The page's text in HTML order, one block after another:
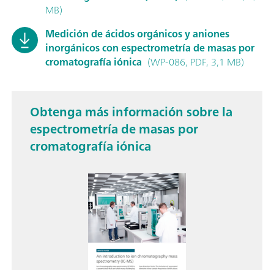
MB)
Medición de ácidos orgánicos y aniones
inorgánicos con espectrometría de masas por
cromatografía iónica (WP-086, PDF, 3,1 MB)
Obtenga más información sobre la
espectrometría de masas por
cromatografía iónica